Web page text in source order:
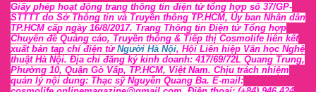
Giấy phép hoạt động trang thông tin điện tử tổng hợp số 37/GP-
STTTT do Sở Thông tin và Truyền thông TP.HCM, Ủy ban Nhân dân
TP.HCM cấp ngày 16/8/2017. Trang Thông tin Điện tử Tổng hợp
Chuyên đề Quảng cáo, Truyền thông & Tiếp thị Cosmolife liên kết
xuất bản tạp chí điện tử Người Hà Nội, Hội Liên hiệp Văn học Nghệ
thuật Hà Nội. Địa chỉ đăng ký kinh doanh: 417/69/72L Quang Trung,
Phường 10, Quận Gò Vấp, TP.HCM, Việt Nam. Chịu trách nhiệm
quản lý nội dung: Thạc sỹ Nguyễn Quang Ba. E-mail: